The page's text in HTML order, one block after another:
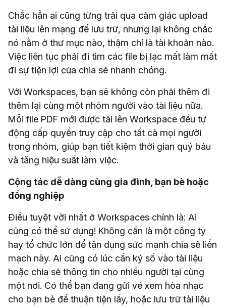
Chắc hẳn ai cũng từng trải qua cảm giác upload
tài liệu lên mạng để lưu trữ, nhưng lại không chắc
nó nằm ở thư mục nào, thậm chí là tài khoản nào.
Việc liên tục phải đi tìm các file bị lạc mất làm mất
đi sự tiện lợi của chia sẻ nhanh chóng.
Với Workspaces, bạn sẽ không còn phải thêm đi
thêm lại cùng một nhóm người vào tài liệu nữa.
Mỗi file PDF mới được tải lên Workspace đều tự
động cấp quyền truy cập cho tất cả mọi người
trong nhóm, giúp bạn tiết kiệm thời gian quý báu
và tăng hiệu suất làm việc.
Cộng tác dễ dàng cùng gia đình, bạn bè hoặc
đồng nghiệp
Điều tuyệt vời nhất ở Workspaces chính là: Ai
cũng có thể sử dụng! Không cần là một công ty
hay tổ chức lớn để tận dụng sức mạnh chia sẻ liền
mạch này. Ai cũng có lúc cần ký số vào tài liệu
hoặc chia sẻ thông tin cho nhiều người tại cùng
một nơi. Có thể bạn đang gửi vé xem hòa nhạc
cho bạn bè để thuận tiện lấy, hoặc lưu trữ tài liệu